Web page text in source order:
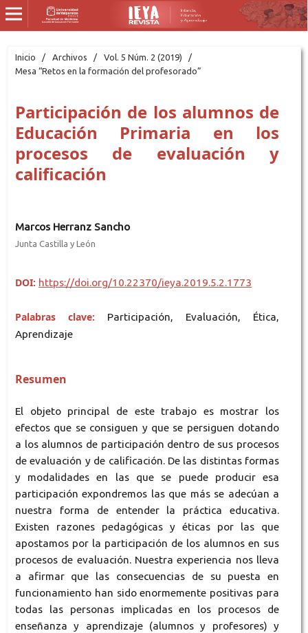
Inicio / Archivos / Vol. 5 Núm. 2 (2019)
/
Mesa “Retos en la formación del profesorado”
Participación de los alumnos de
Educación Primaria en los
procesos de evaluación y
calificación
Marcos Herranz Sancho
Junta Castilla y León
DOI: https://doi.org/10.22370/ieya.2019.5.2.1773
Palabras clave:
Participación, Evaluación, Ética,
Aprendizaje
Resumen
El objeto principal de este trabajo es mostrar los
efectos que se consiguen y que se persiguen dotando
a los alumnos de participación dentro de sus procesos
de evaluación y de calificación. De las distintas formas
y modalidades en las que se puede producir esa
participación expondremos las que más se adecúan a
nuestra forma de entender la práctica educativa.
Existen razones pedagógicas y éticas por las que
apostamos por la participación de los alumnos en sus
procesos de evaluación. Nuestra experiencia nos lleva
a afirmar que las consecuencias de su puesta en
funcionamiento han sido enormemente positivas para
todas las personas implicadas en los procesos de
enseñanza y aprendizaje (alumnos y profesores) y